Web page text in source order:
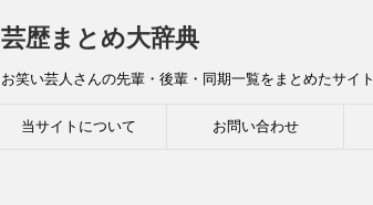
芸歴まとめ大辞典
お笑い芸人さんの先輩・後輩・同期一覧をまとめたサイト
当サイトについて お問い合わせ